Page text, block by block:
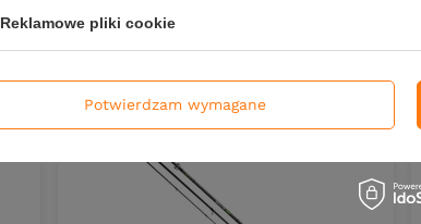
Reklamowe pliki cookie
Potwierdzam wymagane